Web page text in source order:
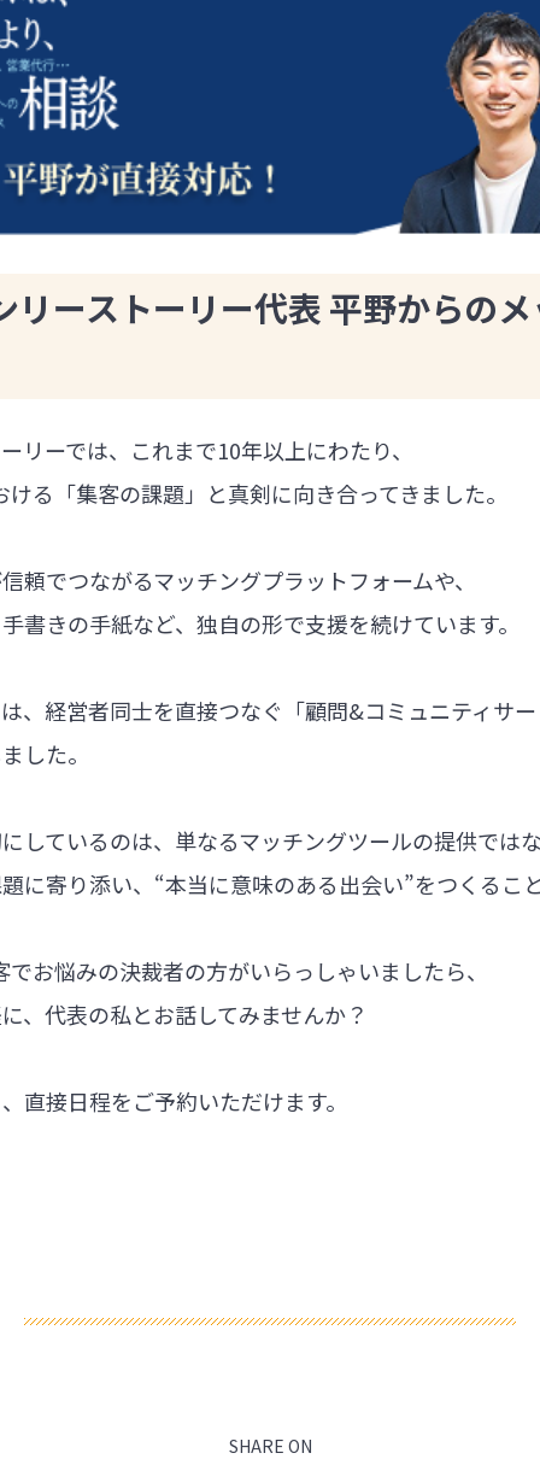
リーストーリー代表 平野からの
リーでは、これまで10年以上にわたり、
る「集客の課題」と真剣に向き合ってきました。
頼でつながるマッチングプラットフォームや、
書きの手紙など、独自の形で支援を続けています。
、経営者同士を直接つなぐ「顧問&コミュニティサ
した。
しているのは、単なるマッチングツールの提供では
に寄り添い、“本当に意味のある出会い”をつくるこ
お悩みの決裁者の方がいらっしゃいましたら、
、代表の私とお話してみませんか？
直接日程をご予約いただけます。
SHARE ON